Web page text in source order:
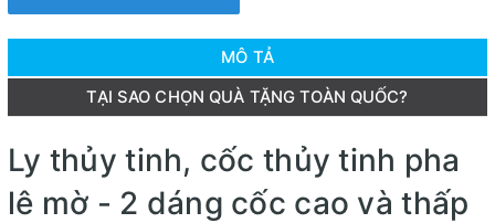
MÔ TẢ
TẠI SAO CHỌN QUÀ TẶNG TOÀN QUỐC?
Ly thủy tinh, cốc thủy tinh pha
lê mờ - 2 dáng cốc cao và thấp